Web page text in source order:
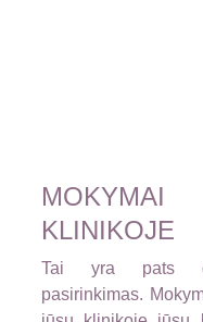
MOKYMAI
KLINIKOJE
Tai yra pats
pasirinkimas.